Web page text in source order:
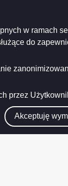
w ramach
do
przez
Akceptuję